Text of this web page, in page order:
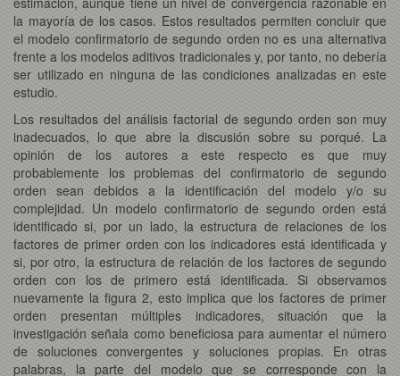
la mayoría de los casos. Estos resultados permiten concluir que
el modelo confirmatorio de segundo orden no es una alternativa
frente a los modelos aditivos tradicionales y, por tanto, no debería
ser utilizado en ninguna de las condiciones analizadas en este
estudio.
Los resultados del análisis factorial de segundo orden son muy
inadecuados, lo que abre la discusión sobre su porqué. La
opinión de los autores a este respecto es que muy
probablemente los problemas del confirmatorio de segundo
orden sean debidos a la identificación del modelo y/o su
complejidad. Un modelo confirmatorio de segundo orden está
identificado si, por un lado, la estructura de relaciones de los
factores de primer orden con los indicadores está identificada y
si, por otro, la estructura de relación de los factores de segundo
orden con los de primero está identificada. Si observamos
nuevamente la figura 2, esto implica que los factores de primer
orden presentan múltiples indicadores, situación que la
investigación señala como beneficiosa para aumentar el número
de soluciones convergentes y soluciones propias. En otras
palabras, la parte del modelo que se corresponde con la